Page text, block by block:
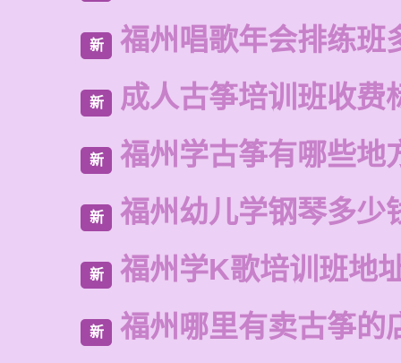
新 福州唱歌年会排练班
新 成人古筝培训班收费
新 福州学古筝有哪些地
新 福州幼儿学钢琴多少
新 福州学K歌培训班地
新 福州哪里有卖古筝的